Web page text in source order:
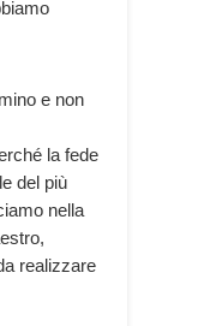
e non
la fede
del più
nella
realizzare